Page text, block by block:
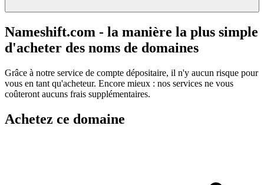
Nameshift.com - la manière la plus simple
d'acheter des noms de domaines
Grâce à notre service de compte dépositaire, il n'y aucun risque pour
vous en tant qu'acheteur. Encore mieux : nos services ne vous
coûteront aucuns frais supplémentaires.
Achetez ce domaine